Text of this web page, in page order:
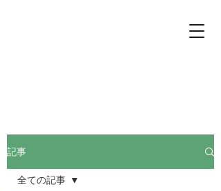
記事
全ての記事